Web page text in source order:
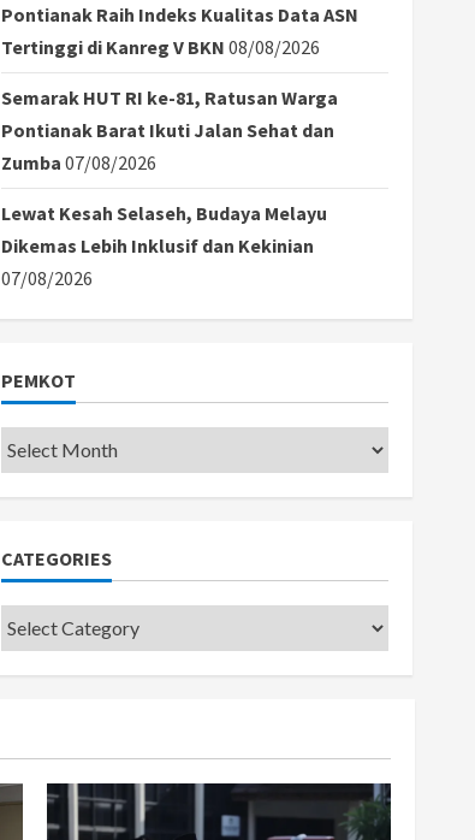
Pontianak Raih Indeks Kualitas Data ASN
Tertinggi di Kanreg V BKN 08/08/2026
Semarak HUT RI ke-81, Ratusan Warga
Pontianak Barat Ikuti Jalan Sehat dan
Zumba 07/08/2026
Lewat Kesah Selaseh, Budaya Melayu
Dikemas Lebih Inklusif dan Kekinian
07/08/2026
PEMKOT
Pemkot
CATEGORIES
Categories